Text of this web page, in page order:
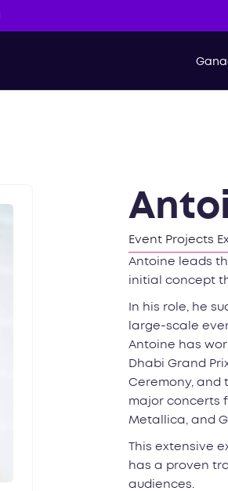
Event Projects
Antoine leads
initial concept
In his role, he
large-scale
Antoine has
Dhabi Grand
Ceremony, and
major concerts
Metallica, and
This extensive
has a proven
audiences.